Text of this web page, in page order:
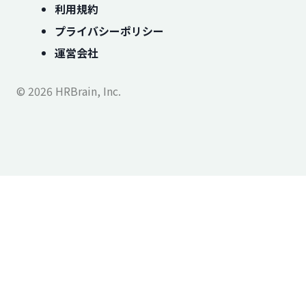
利用規約
プライバシーポリシー
運営会社
© 2026 HRBrain, Inc.